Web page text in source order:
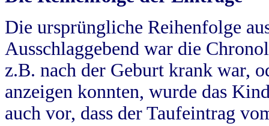
Die ursprüngliche Reihenfolge
Ausschlaggebend war die
z.B. nach der Geburt krank war,
anzeigen konnten, wurde das
auch vor, dass der Taufeintrag